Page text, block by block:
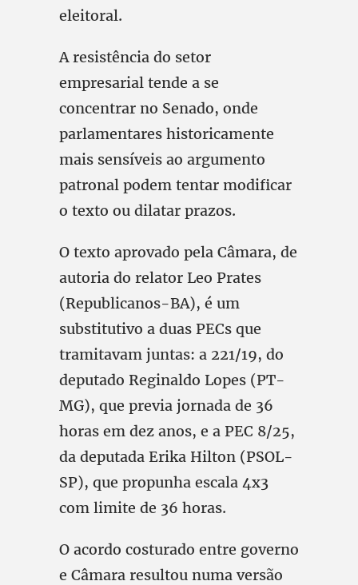
eleitoral.
A resistência do setor
empresarial tende a se
concentrar no Senado, onde
parlamentares historicamente
mais sensíveis ao argumento
patronal podem tentar modificar
o texto ou dilatar prazos.
O texto aprovado pela Câmara, de
autoria do relator Leo Prates
(Republicanos-BA), é um
substitutivo a duas PECs que
tramitavam juntas: a 221/19, do
deputado Reginaldo Lopes (PT-
MG), que previa jornada de 36
horas em dez anos, e a PEC 8/25,
da deputada Erika Hilton (PSOL-
SP), que propunha escala 4x3
com limite de 36 horas.
O acordo costurado entre governo
e Câmara resultou numa versão